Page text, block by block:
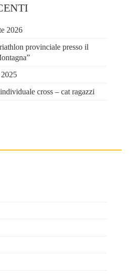
2026
provinciale presso il
cross – cat ragazzi